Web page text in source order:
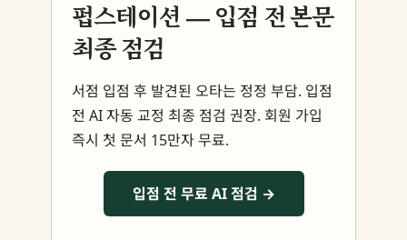
펍스테이션 — 입점 전 본문
최종 점검
서점 입점 후 발견된 오타는 정정 부담. 입점
전 AI 자동 교정 최종 점검 권장. 회원 가입
즉시 첫 문서 15만자 무료.
입점 전 무료 AI 점검 →